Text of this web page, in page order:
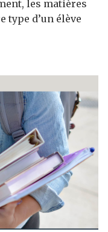
les matières
type d’un élève